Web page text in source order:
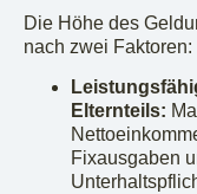
Die Höhe des
nach zwei Faktoren:
Elternteils:
Fixausgaben